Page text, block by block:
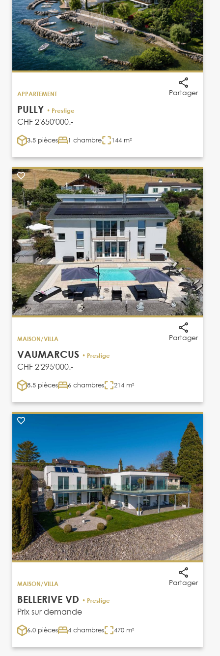
Partager
APPARTEMENT
PULLY • Prestige
CHF 2'650'000.-
3.5 pièces 1 chambre 144 m²
Partager
MAISON/VILLA
VAUMARCUS • Prestige
CHF 2'295'000.-
8.5 pièces 6 chambres 214 m²
Partager
MAISON/VILLA
BELLERIVE VD • Prestige
Prix sur demande
6.0 pièces 4 chambres 470 m²